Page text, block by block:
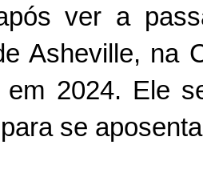
ver a
Asheville, na
em 2024. Ele
se